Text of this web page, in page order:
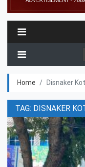
Home Disnaker
TAG: DISNAKER